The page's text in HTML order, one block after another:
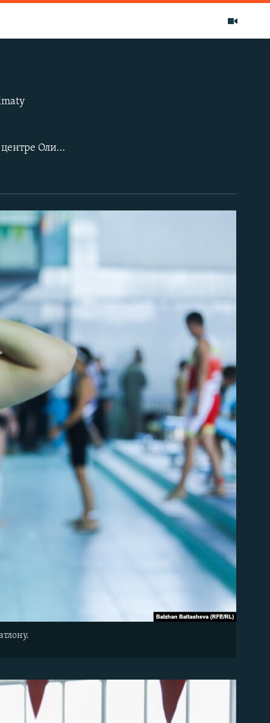
Первый чемпионат по любительскому триатлону Almaty Triathlon проходил в центре Олимпийской подготовки. Основной задачей данного мероприятия является популяризация здорового и активного образа жизни, развитие спортивного потенциала казахстанцев и подготовка к международным турнирам.